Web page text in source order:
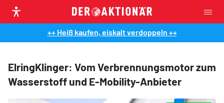
++ Heiß kaufen, eiskalt verdoppeln ++
ElringKlinger: Vom Verbrennungsmotor zum
Wasserstoff und E-Mobility-Anbieter